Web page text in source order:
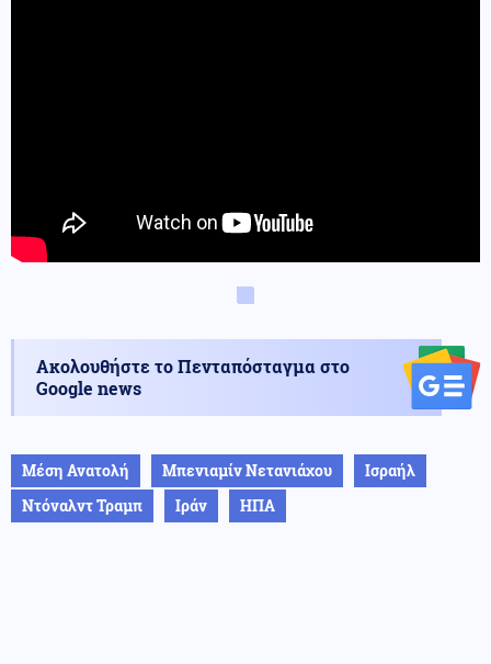
Ακολουθήστε το Πενταπόσταγμα στο
Google news
Μέση Ανατολή Μπενιαμίν Νετανιάχου
Ισραήλ
Ντόναλντ Τραμπ
Ιράν ΗΠΑ